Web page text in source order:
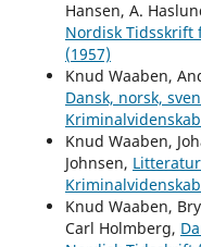
Hansen, A.
Nordisk Tidsskrift
(1957)
Knud Waaben,
Dansk, norsk,
Knud Waaben,
Johnsen,
Knud Waaben,
Carl Holmberg,